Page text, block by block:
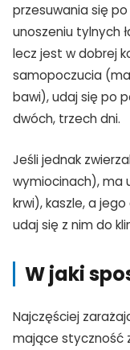
przesuwania się
unoszeniu tylnych
lecz jest w dobrej
samopoczucia
bawi), udaj się po
dwóch, trzech dni.
Jeśli jednak
wymiocinach), ma
krwi), kaszle, a
udaj się z nim do
W jaki
Najczęściej
mające styczność